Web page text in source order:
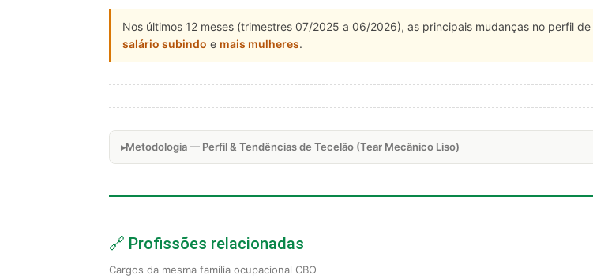
Nos últimos 12 meses (trimestres 07/2025 a 06/2026), as principais mudanças no perfil de
salário subindo e mais mulheres.
Metodologia — Perfil & Tendências de Tecelão (Tear Mecânico Liso)
🔗 Profissões relacionadas
Cargos da mesma família ocupacional CBO